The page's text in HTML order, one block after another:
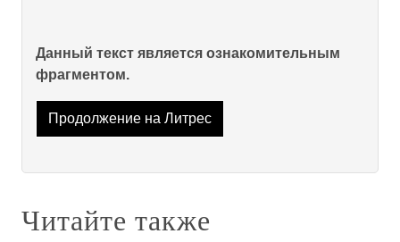
Данный текст является ознакомительным
фрагментом.
Продолжение на Литрес
Читайте также